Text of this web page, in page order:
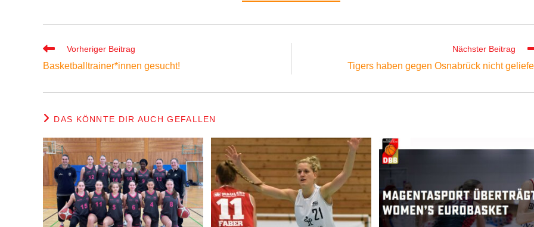
Weitere
ansehen
Vorheriger Beitrag
Basketballtrainer*innen gesucht!
Nächster Beitrag
Tigers haben gegen Osnabrück nicht
DAS KÖNNTE DIR AUCH GEFALLEN